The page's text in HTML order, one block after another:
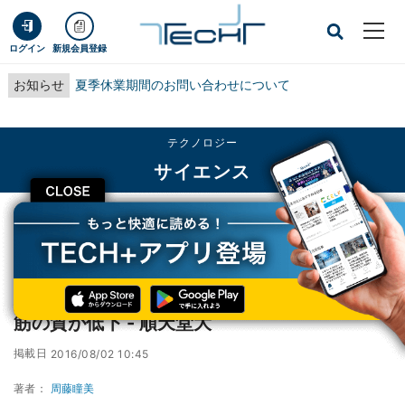
ログイン 新規会員登録
お知らせ 夏季休業期間のお問い合わせについて
CLOSE
テクノロジー
サイエンス
TECH+ テクノロジー
サイエンス
太っていなくても生活習慣病になる人は骨格筋の質が低下 - 順天堂大
太っていなくても生活習慣病になる人は骨格
筋の質が低下 - 順天堂大
掲載日 2016/08/02 10:45
著者： 周藤瞳美